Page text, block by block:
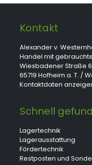
Kontakt
Alexander v.
Handel mit
Wiesbadener Straße 6
65719 Hofheim a. T. /
Kontaktdaten
Schnell
Lagertechnik
Lagerausstattung
Fördertechnik
Restposten und